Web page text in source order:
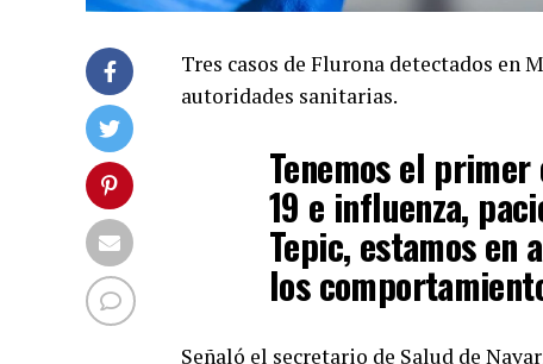
Tres casos de Flurona detectados en
autoridades sanitarias.
Tenemos el primer
19 e influenza,
Tepic, estamos en
los
Señaló el secretario de Salud de